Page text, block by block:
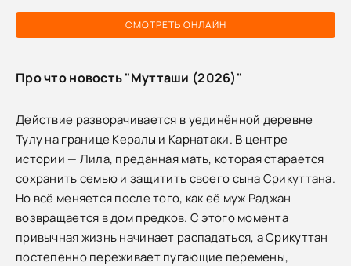
СМОТРЕТЬ ОНЛАЙН
Про что новость "Мутташи (2026)"
Действие разворачивается в уединённой деревне
Тулу на границе Кералы и Карнатаки. В центре
истории — Лила, преданная мать, которая старается
сохранить семью и защитить своего сына Срикуттана.
Но всё меняется после того, как её муж Раджан
возвращается в дом предков. С этого момента
привычная жизнь начинает распадаться, а Срикуттан
постепенно переживает пугающие перемены,